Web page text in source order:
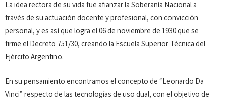
La idea rectora de su vida fue afianzar la Soberanía Nacional a
través de su actuación docente y profesional, con convicción
personal, y es así que logra el 06 de noviembre de 1930 que se
firme el Decreto 751/30, creando la Escuela Superior Técnica del
Ejército Argentino.
En su pensamiento encontramos el concepto de “Leonardo Da
Vinci” respecto de las tecnologías de uso dual, con el objetivo de